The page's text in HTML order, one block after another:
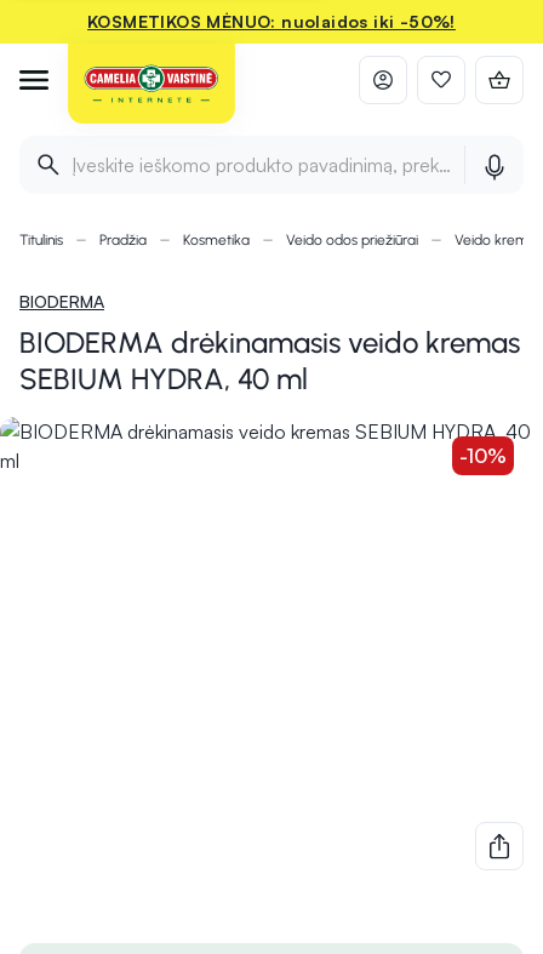
KOSMETIKOS MĖNUO: nuolaidos iki -50%!
Įveskite ieškomo produkto pavadinimą, prekės ženklą ir
Titulinis Pradžia Kosmetika Veido odos priežiūrai Veido kremai
BIODERMA
BIODERMA drėkinamasis veido kremas
SEBIUM HYDRA, 40 ml
-10%